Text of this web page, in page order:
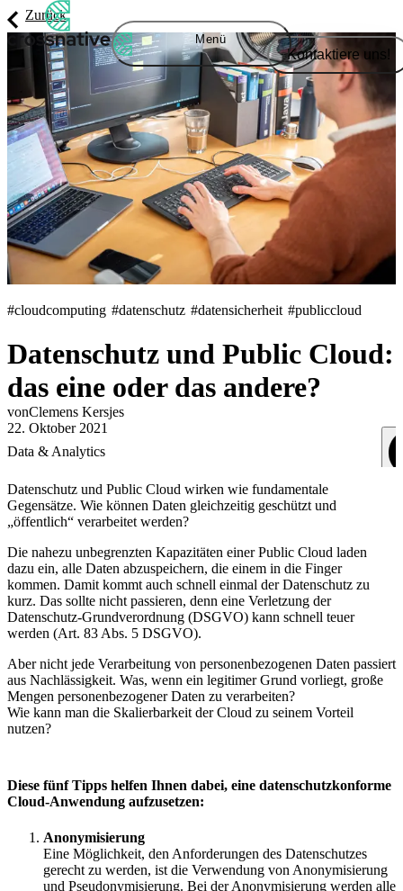
Kontaktiere uns!
Menü
Zurück
#cloudcomputing #datenschutz #datensicherheit #publiccloud
Datenschutz und Public Cloud:
das eine oder das andere?
vonClemens Kersjes
22. Oktober 2021
Data & Analytics
Datenschutz und Public Cloud wirken wie fundamentale
Gegensätze. Wie können Daten gleichzeitig geschützt und
„öffentlich“ verarbeitet werden?
Die nahezu unbegrenzten Kapazitäten einer Public Cloud laden
dazu ein, alle Daten abzuspeichern, die einem in die Finger
kommen. Damit kommt auch schnell einmal der Datenschutz zu
kurz. Das sollte nicht passieren, denn eine Verletzung der
Datenschutz-Grundverordnung (DSGVO) kann schnell teuer
werden (Art. 83 Abs. 5 DSGVO).
Aber nicht jede Verarbeitung von personenbezogenen Daten passiert
aus Nachlässigkeit. Was, wenn ein legitimer Grund vorliegt, große
Mengen personenbezogener Daten zu verarbeiten?
Wie kann man die Skalierbarkeit der Cloud zu seinem Vorteil
nutzen?
Diese fünf Tipps helfen Ihnen dabei, eine datenschutzkonforme
Cloud-Anwendung aufzusetzen:
Anonymisierung
Eine Möglichkeit, den Anforderungen des Datenschutzes
gerecht zu werden, ist die Verwendung von Anonymisierung
und Pseudonymisierung. Bei der Anonymisierung werden alle